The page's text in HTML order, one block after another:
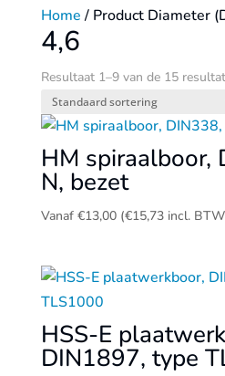
Home/ Product Diameter
4,6
Resultaat 1–9 van de 15
HM spiraalboor,
N, bezet
Vanaf €13,00 (€15,73incl.
HSS-E
DIN1897, type